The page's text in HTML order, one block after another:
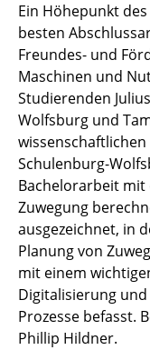
Ein Höhepunkt
besten
Freundes- und
Maschinen und
Studierenden
Wolfsburg und
Schulenburg-
Bachelorarbeit mit
Zuwegung
ausgezeichnet, in
Planung von
mit einem
Digitalisierung
Prozesse befasst.
Phillip Hildner.